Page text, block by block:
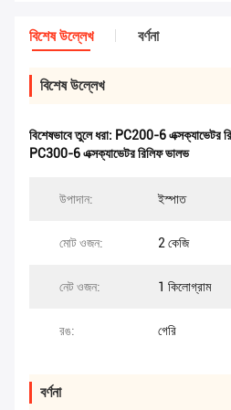
বিশেষ উল্লেখ বর্ণনা
বিশেষ উল্লেখ
বিশেষভাবে তুলে ধরা: PC200-6 এক্সক্যাভেটর
PC300-6 এক্সক্যাভেটর রিলিফ ভালভ
উপাদান: ইস্পাত
মোট ওজন: 2 কেজি
নেট ওজন: 1 কিলোগ্রাম
রঙ: গেরি
বর্ণনা